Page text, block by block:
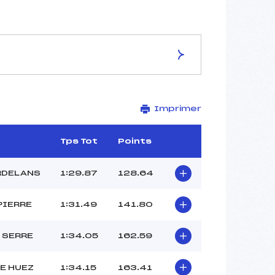
L'OURS
1555
3257/11/15
50
ROUSSEAU BITAN (DA)
Imprimer
Tps Tot Points
1:29.87 128.64
1:31.49 141.80
1:34.05 162.59
HUEZ 1:34.15 163.41